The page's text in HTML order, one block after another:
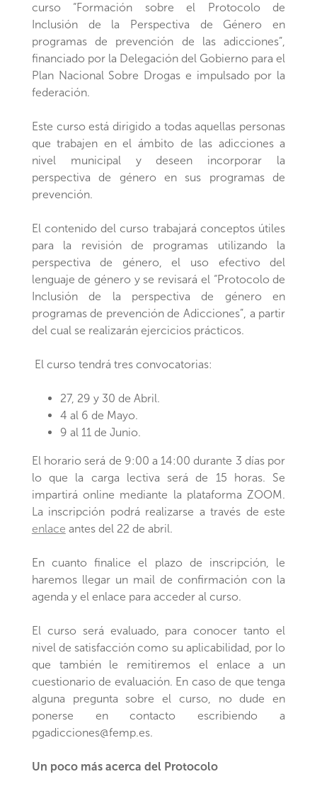
curso “Formación sobre el Protocolo de
Inclusión de la Perspectiva de Género en
programas de prevención de las adicciones”,
financiado por la Delegación del Gobierno para el
Plan Nacional Sobre Drogas e impulsado por la
federación.
Este curso está dirigido a todas aquellas personas
que trabajen en el ámbito de las adicciones a
nivel municipal y deseen incorporar la
perspectiva de género en sus programas de
prevención.
El contenido del curso trabajará conceptos útiles
para la revisión de programas utilizando la
perspectiva de género, el uso efectivo del
lenguaje de género y se revisará el “Protocolo de
Inclusión de la perspectiva de género en
programas de prevención de Adicciones”, a partir
del cual se realizarán ejercicios prácticos.
El curso tendrá tres convocatorias:
27, 29 y 30 de Abril.
4 al 6 de Mayo.
9 al 11 de Junio.
El horario será de 9:00 a 14:00 durante 3 días por
lo que la carga lectiva será de 15 horas. Se
impartirá online mediante la plataforma ZOOM.
La inscripción podrá realizarse a través de este
enlace antes del 22 de abril.
En cuanto finalice el plazo de inscripción, le
haremos llegar un mail de confirmación con la
agenda y el enlace para acceder al curso.
El curso será evaluado, para conocer tanto el
nivel de satisfacción como su aplicabilidad, por lo
que también le remitiremos el enlace a un
cuestionario de evaluación. En caso de que tenga
alguna pregunta sobre el curso, no dude en
ponerse en contacto escribiendo a
pgadicciones@femp.es.
Un poco más acerca del Protocolo